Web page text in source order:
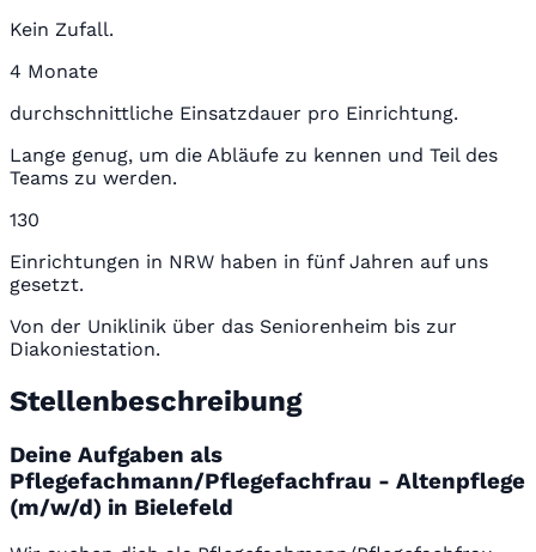
Kein Zufall.
4 Monate
durchschnittliche Einsatzdauer pro Einrichtung.
Lange genug, um die Abläufe zu kennen und Teil des
Teams zu werden.
130
Einrichtungen in NRW haben in fünf Jahren auf uns
gesetzt.
Von der Uniklinik über das Seniorenheim bis zur
Diakoniestation.
Stellenbeschreibung
Deine Aufgaben als
Pflegefachmann/Pflegefachfrau - Altenpflege
(m/w/d) in Bielefeld